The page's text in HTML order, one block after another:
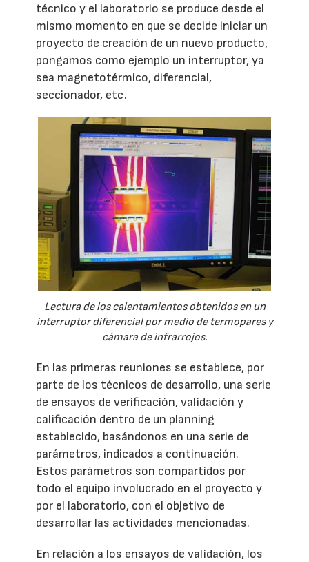
técnico y el laboratorio se produce desde el
mismo momento en que se decide iniciar un
proyecto de creación de un nuevo producto,
pongamos como ejemplo un interruptor, ya
sea magnetotérmico, diferencial,
seccionador, etc.
Lectura de los calentamientos obtenidos en un
interruptor diferencial por medio de termopares y
cámara de infrarrojos.
En las primeras reuniones se establece, por
parte de los técnicos de desarrollo, una serie
de ensayos de verificación, validación y
calificación dentro de un planning
establecido, basándonos en una serie de
parámetros, indicados a continuación.
Estos parámetros son compartidos por
todo el equipo involucrado en el proyecto y
por el laboratorio, con el objetivo de
desarrollar las actividades mencionadas.
En relación a los ensayos de validación, los